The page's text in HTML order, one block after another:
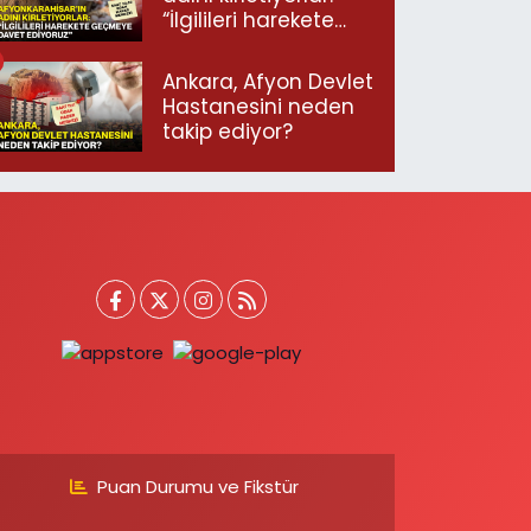
“İlgilileri harekete
ediyoruz”
Ankara, Afyon Devlet
Hastanesini neden
takip ediyor?
Puan Durumu ve Fikstür